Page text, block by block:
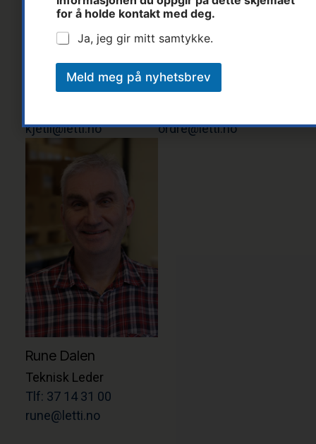
Kjetil Rødne
Distriktssjef
kjetil@letti.no
Tonhild Flaten
Ordreansvarlig
ordre@letti.no
Rune Dalen
Teknisk Leder
Tlf: 37 14 31 00
rune@letti.no
for å holde kontakt med deg.
Ja, jeg gir mitt samtykke.
Meld meg på nyhetsbrev